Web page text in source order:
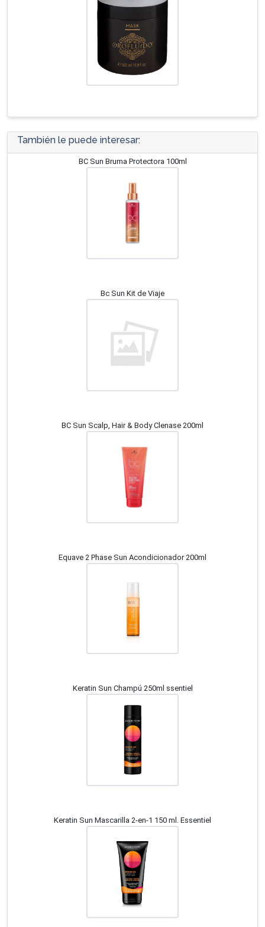
También le puede interesar:
BC Sun Bruma Protectora 100ml
Bc Sun Kit de Viaje
BC Sun Scalp, Hair & Body Clenase 200ml
Equave 2 Phase Sun Acondicionador 200ml
Keratin Sun Champú 250ml ssentiel
Keratin Sun Mascarilla 2-en-1 150 ml. Essentiel